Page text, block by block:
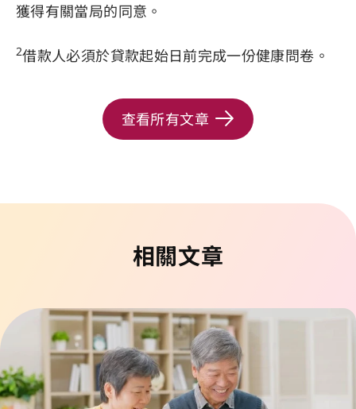
獲得有關當局的同意。
2借款人必須於貸款起始日前完成一份健康問卷。
查看所有文章
相關文章